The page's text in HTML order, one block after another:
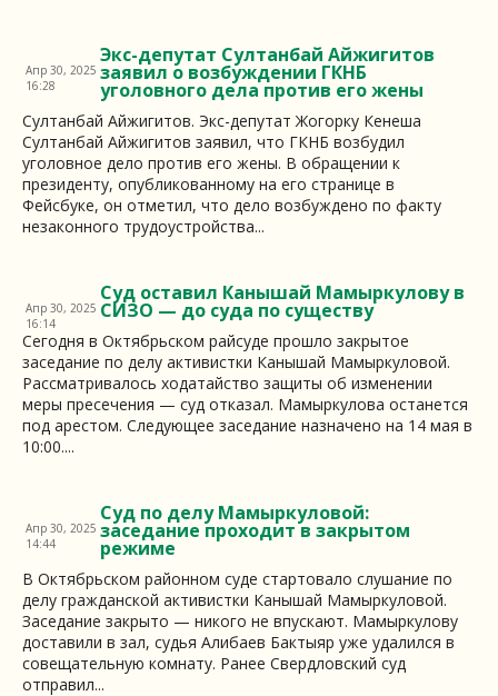
Экс-депутат Султанбай Айжигитов
заявил о возбуждении ГКНБ
уголовного дела против его жены
Апр 30, 2025
16:28
Султанбай Айжигитов. Экс-депутат Жогорку Кенеша
Султанбай Айжигитов заявил, что ГКНБ возбудил
уголовное дело против его жены. В обращении к
президенту, опубликованному на его странице в
Фейсбуке, он отметил, что дело возбуждено по факту
незаконного трудоустройства...
Суд оставил Канышай Мамыркулову в
СИЗО — до суда по существу
Апр 30, 2025
16:14
Сегодня в Октябрьском райсуде прошло закрытое
заседание по делу активистки Канышай Мамыркуловой.
Рассматривалось ходатайство защиты об изменении
меры пресечения — суд отказал. Мамыркулова останется
под арестом. Следующее заседание назначено на 14 мая в
10:00....
Суд по делу Мамыркуловой:
заседание проходит в закрытом
режиме
Апр 30, 2025
14:44
В Октябрьском районном суде стартовало слушание по
делу гражданской активистки Канышай Мамыркуловой.
Заседание закрыто — никого не впускают. Мамыркулову
доставили в зал, судья Алибаев Бактыяр уже удалился в
совещательную комнату. Ранее Свердловский суд
отправил...